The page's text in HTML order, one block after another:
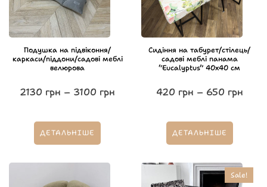
Подушка на підвіконня/
каркаси/піддони/садові меблі
велюрова
2130 грн – 3100 грн
ДЕТАЛЬНІШЕ
Сидіння на табурет/стілець/
садові меблі панама
“Eucalyptus” 40х40 см
420 грн – 650 грн
ДЕТАЛЬНІШЕ
Sale!